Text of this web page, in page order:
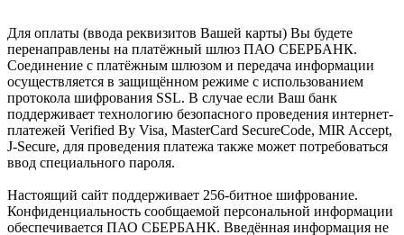
Для оплаты (ввода реквизитов Вашей карты) Вы будете
перенаправлены на платёжный шлюз ПАО СБЕРБАНК.
Соединение с платёжным шлюзом и передача информации
осуществляется в защищённом режиме с использованием
протокола шифрования SSL. В случае если Ваш банк
поддерживает технологию безопасного проведения интернет-
платежей Verified By Visa, MasterCard SecureCode, MIR Accept,
J-Secure, для проведения платежа также может потребоваться
ввод специального пароля.
Настоящий сайт поддерживает 256-битное шифрование.
Конфиденциальность сообщаемой персональной информации
обеспечивается ПАО СБЕРБАНК. Введённая информация не